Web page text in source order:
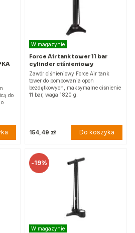
do
W magazynie
Force Air tank tower 11 bar
cylinder ciśnieniowy
Zawór ciśnieniowy Force Air tank
tower do pompowania opon
bezdętkowych, maksymalne ciśnienie
11 bar, waga 1820 g.
154,49 zł Do koszyka
-19%
W magazynie